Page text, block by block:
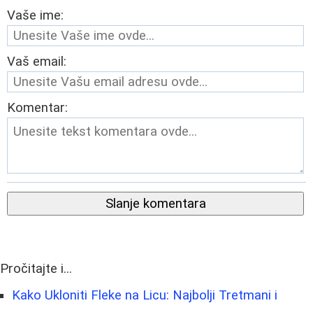
Vaše ime:
Vaš email:
Komentar:
Slanje komentara
Pročitajte i...
Kako Ukloniti Fleke na Licu: Najbolji Tretmani i